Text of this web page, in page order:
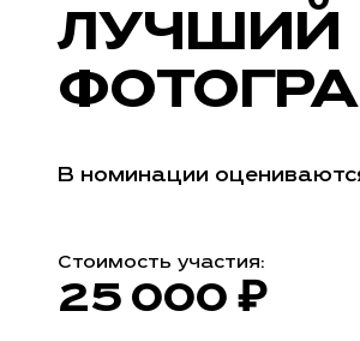
ЛУЧШИЙ
В номинации
Стоимость участия:
25 000 ₽